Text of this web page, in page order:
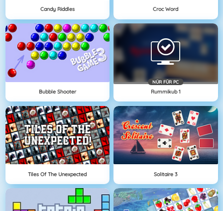
Candy Riddles Croc Word
Bubble Shooter
NÜR FÜR PC
Rummikub 1
Tiles Of The Unexpected Solitaire 3